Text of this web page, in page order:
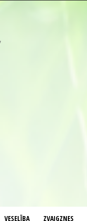
VESELĪBA ZVAIGZNES